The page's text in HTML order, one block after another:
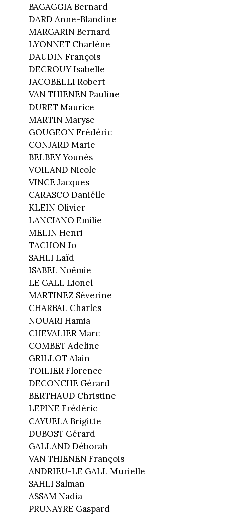
BAGAGGIA Bernard
DARD Anne-Blandine
MARGARIN Bernard
LYONNET Charlène
DAUDIN François
DECROUY Isabelle
JACOBELLI Robert
VAN THIENEN Pauline
DURET Maurice
MARTIN Maryse
GOUGEON Frédéric
CONJARD Marie
BELBEY Younès
VOILAND Nicole
VINCE Jacques
CARASCO Daniélle
KLEIN Olivier
LANCIANO Emilie
MELIN Henri
TACHON Jo
SAHLI Laïd
ISABEL Noëmie
LE GALL Lionel
MARTINEZ Séverine
CHARBAL Charles
NOUARI Hamia
CHEVALIER Marc
COMBET Adeline
GRILLOT Alain
TOILIER Florence
DECONCHE Gérard
BERTHAUD Christine
LEPINE Frédéric
CAYUELA Brigitte
DUBOST Gérard
GALLAND Déborah
VAN THIENEN François
ANDRIEU-LE GALL Murielle
SAHLI Salman
ASSAM Nadia
PRUNAYRE Gaspard